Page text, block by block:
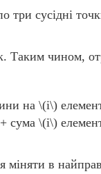
три сусідні
Таким чином,
на \(i\)
сума \(i\)
міняти в